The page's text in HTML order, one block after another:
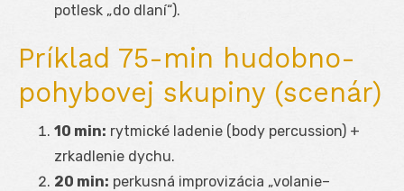
potlesk „do dlaní“).
Príklad 75-min hudobno-
pohybovej skupiny (scenár)
10 min: rytmické ladenie (body percussion) +
zrkadlenie dychu.
20 min: perkusná improvizácia „volanie–